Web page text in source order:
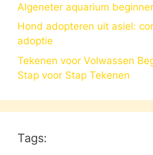
Algeneter aquarium
Hond adopteren uit asiel:
adoptie
Tekenen voor Volwassen
Stap voor Stap Tekenen
Tags: